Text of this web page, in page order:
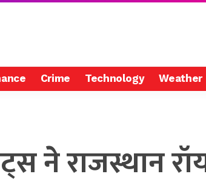
Crime Technology Weather
ने राजस्थान